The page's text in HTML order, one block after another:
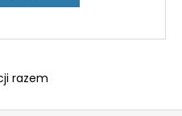
K
o
razem